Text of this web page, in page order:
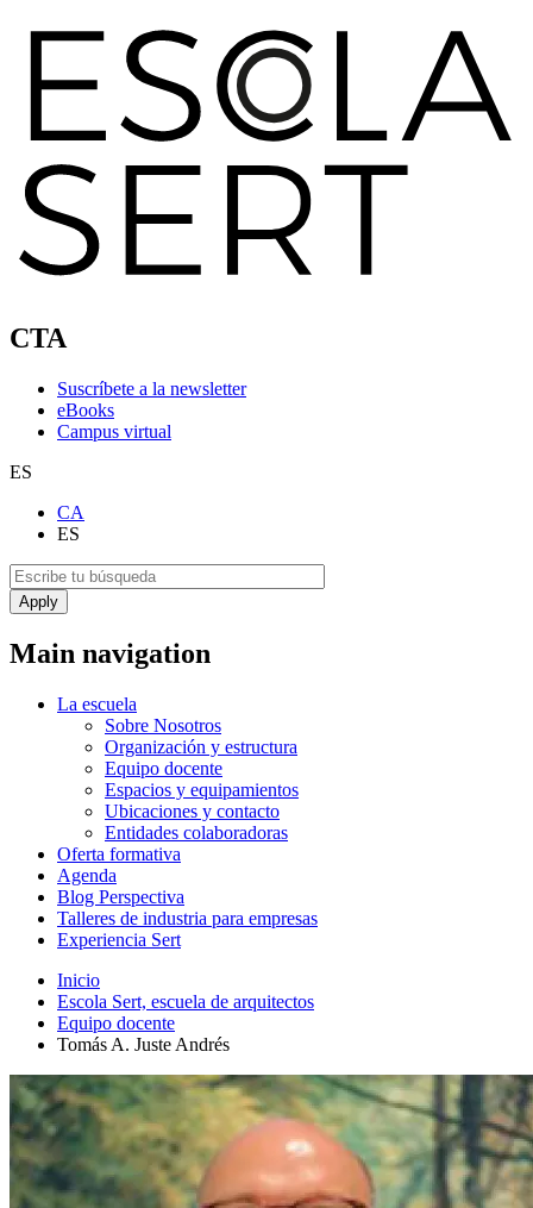
CTA
Suscríbete a la newsletter
eBooks
Campus virtual
ES
CA
ES
Main navigation
La escuela
Sobre Nosotros
Organización y estructura
Equipo docente
Espacios y equipamientos
Ubicaciones y contacto
Entidades colaboradoras
Oferta formativa
Agenda
Blog Perspectiva
Talleres de industria para empresas
Experiencia Sert
Inicio
Escola Sert, escuela de arquitectos
Equipo docente
Tomás A. Juste Andrés